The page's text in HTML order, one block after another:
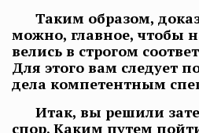
Таким образом,
можно, главное, чтобы
велись в строгом
Для этого вам следует
дела компетентным
Итак, вы решили
спор. Каким путем